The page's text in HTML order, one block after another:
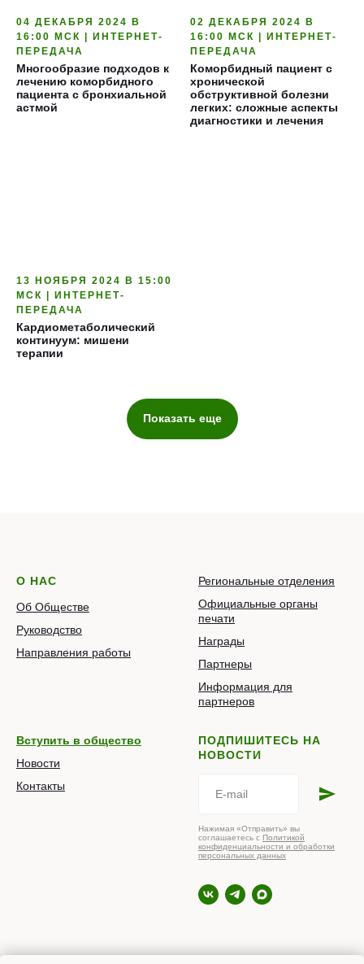
04 ДЕКАБРЯ 2024 В
16:00 МСК | ИНТЕРНЕТ-
ПЕРЕДАЧА
Многообразие подходов к
лечению коморбидного
пациента с бронхиальной
астмой
02 ДЕКАБРЯ 2024 В
16:00 МСК | ИНТЕРНЕТ-
ПЕРЕДАЧА
Коморбидный пациент с
хронической
обструктивной болезни
легких: сложные аспекты
диагностики и лечения
13 НОЯБРЯ 2024 В 15:00
МСК | ИНТЕРНЕТ-
ПЕРЕДАЧА
Кардиометаболический
континуум: мишени
терапии
Показать еще
О НАС
Об Обществе
Руководство
Направления работы
Региональные отделения
Официальные органы
печати
Награды
Партнеры
Информация для
партнеров
Вступить в общество
Новости
Контакты
ПОДПИШИТЕСЬ НА
НОВОСТИ
Нажимая «Отправить» вы
соглашаетесь с Политикой
конфиденциальности и обработки
персональных данных